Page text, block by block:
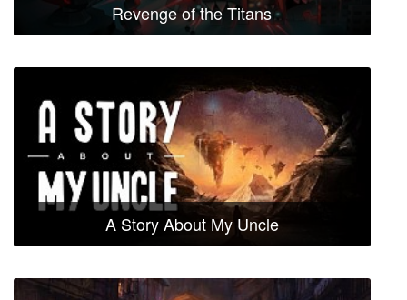
Revenge of the Titans
A Story About My Uncle